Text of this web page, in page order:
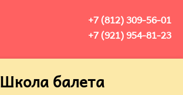
+7 (812) 309-56-01
+7 (921) 954-81-23
Школа балета